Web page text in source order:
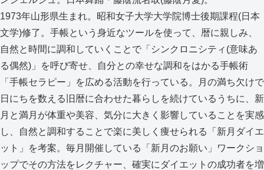
1973年山形県生まれ。昭和女子大学大学院博士後期課程(日本
文学)修了。手帳という身近なツールを使って、暦に親しみ、
自然と時間に調和していくことで「シンクロニシティ(意味あ
る偶然)」を呼び寄せ、自分との幸せな調和をはかる手帳術
「手帳セラピー」を広める活動を行っている。月の満ち欠けで
日にちを数える旧暦に合わせた暮らしを続けているうちに、新
月と満月が体重や美容、気分に大きく影響していることを実感
し、自然と調和することで楽に美しく痩せられる「新月ダイエ
ット」を考案。毎月開催している「新月のお願い」ワークショ
ップでその方法をレクチャー、確実にダイエットの成功者を増